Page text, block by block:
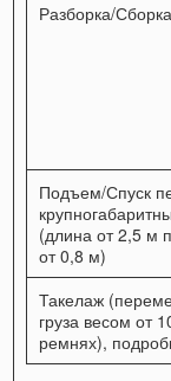
Разборка/
Подъем/Спуск
(длина от 2,5 м
от 0,8 м)
Такелаж
груза весом от
ремнях),